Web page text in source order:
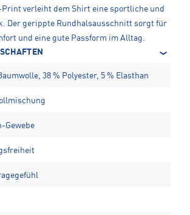
verleiht dem Shirt eine sportliche und
Der gerippte Rundhalsausschnitt sorgt für
und eine gute Passform im Alltag.
38 % Polyester, 5 % Elasthan
Gewebe